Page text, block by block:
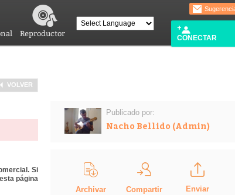
Reproductor CONECTAR
VOLVER
Si
página
Publicado por:
Nacho Bellido (Admin)
Archivar Compartir Enviar